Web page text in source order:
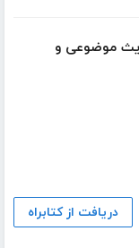
موضوعی و
دریافت از کتابراه